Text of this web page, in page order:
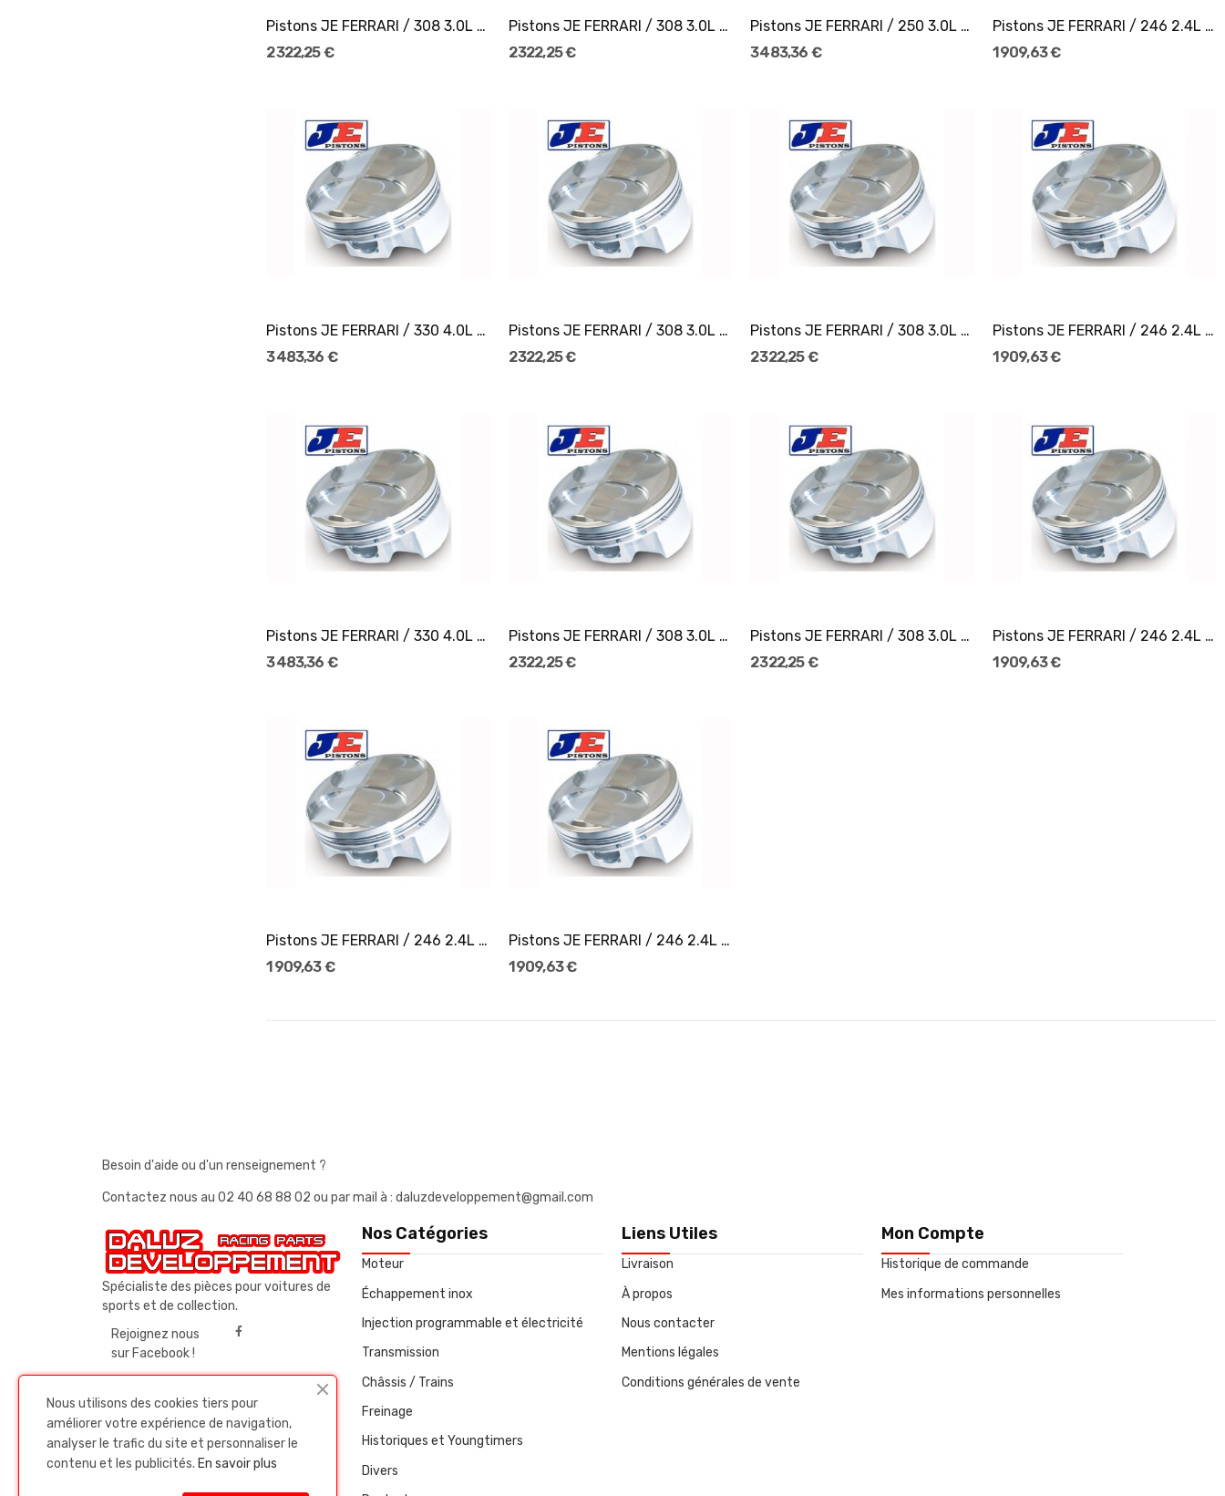
Pistons JE FERRARI / 308 3.0L 32V Ø82
2 322,25 €
Pistons JE FERRARI / 308 3.0L 16V Ø82
2 322,25 €
Pistons JE FERRARI / 250 3.0L 24V Ø74
3 483,36 €
Pistons JE FERRARI / 246 2.4L 12V Ø93,5
1 909,63 €
Pistons JE FERRARI / 330 4.0L 24V Ø77,5
3 483,36 €
Pistons JE FERRARI / 308 3.0L 32V Ø81,5
2 322,25 €
Pistons JE FERRARI / 308 3.0L 16V Ø81,5
2 322,25 €
Pistons JE FERRARI / 246 2.4L 12V Ø94
1 909,63 €
Pistons JE FERRARI / 330 4.0L 24V Ø78
3 483,36 €
Pistons JE FERRARI / 308 3.0L 32V Ø82
2 322,25 €
Pistons JE FERRARI / 308 3.0L 16V Ø82
2 322,25 €
Pistons JE FERRARI / 246 2.4L 12V Ø93
1 909,63 €
Pistons JE FERRARI / 246 2.4L 12V Ø93,5
1 909,63 €
Pistons JE FERRARI / 246 2.4L 12V Ø94
1 909,63 €
Besoin d'aide ou d'un renseignement ?
Contactez nous au 02 40 68 88 02 ou par mail à : daluzdeveloppement@gmail.com
Spécialiste des pièces pour voitures de
sports et de collection.
Rejoignez nous
sur Facebook !
Nos Catégories
Moteur
Échappement inox
Injection programmable et électricité
Transmission
Châssis / Trains
Freinage
Historiques et Youngtimers
Divers
Liens Utiles
Livraison
À propos
Nous contacter
Mentions légales
Conditions générales de vente
Mon Compte
Historique de commande
Mes informations personnelles
Nous utilisons des cookies tiers pour
améliorer votre expérience de navigation,
analyser le trafic du site et personnaliser le
contenu et les publicités. En savoir plus